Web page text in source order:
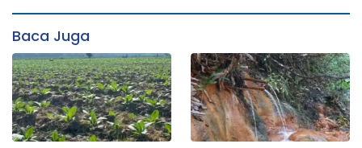
Baca Juga